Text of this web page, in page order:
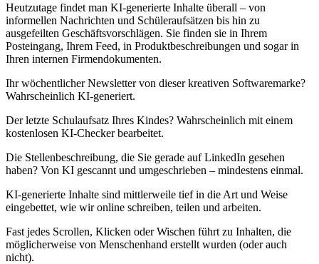
Heutzutage findet man KI-generierte Inhalte überall – von
informellen Nachrichten und Schüleraufsätzen bis hin zu
ausgefeilten Geschäftsvorschlägen. Sie finden sie in Ihrem
Posteingang, Ihrem Feed, in Produktbeschreibungen und sogar in
Ihren internen Firmendokumenten.
Ihr wöchentlicher Newsletter von dieser kreativen Softwaremarke?
Wahrscheinlich KI-generiert.
Der letzte Schulaufsatz Ihres Kindes? Wahrscheinlich mit einem
kostenlosen KI-Checker bearbeitet.
Die Stellenbeschreibung, die Sie gerade auf LinkedIn gesehen
haben? Von KI gescannt und umgeschrieben – mindestens einmal.
KI-generierte Inhalte sind mittlerweile tief in die Art und Weise
eingebettet, wie wir online schreiben, teilen und arbeiten.
Fast jedes Scrollen, Klicken oder Wischen führt zu Inhalten, die
möglicherweise von Menschenhand erstellt wurden (oder auch
nicht).